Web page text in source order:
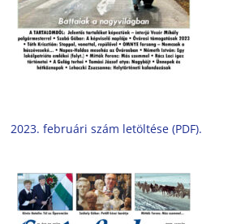
2023. februári szám letöltése (PDF).